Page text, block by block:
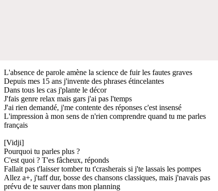
L'absence de parole amène la science de fuir les fautes graves
Depuis mes 15 ans j'invente des phrases étincelantes
Dans tous les cas j'plante le décor
J'fais genre relax mais gars j'ai pas l'temps
J'ai rien demandé, j'me contente des réponses c'est insensé
L'impression à mon sens de n'rien comprendre quand tu me parles
français
[Vidji]
Pourquoi tu parles plus ?
C'est quoi ? T'es fâcheux, réponds
Fallait pas t'laisser tomber tu t'crasherais si j'te lassais les pompes
Allez a+, j'taff dur, bosse des chansons classiques, mais j'navais pas
prévu de te sauver dans mon planning